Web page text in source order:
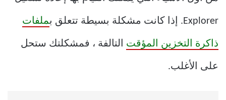
Explorer. إذا كانت مشكلة بسيطة تتعلق ب ملفات
ذاكرة التخزين المؤقت التالفة ، فمشكلتك ستحل
على الأغلب.